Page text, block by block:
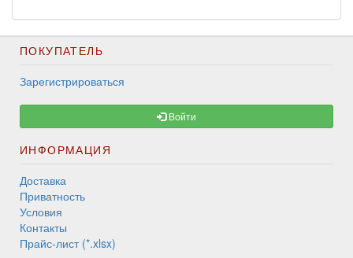
ПОКУПАТЕЛЬ
Зарегистрироваться
Войти
ИНФОРМАЦИЯ
Доставка
Приватность
Условия
Контакты
Прайс-лист (*.xlsx)